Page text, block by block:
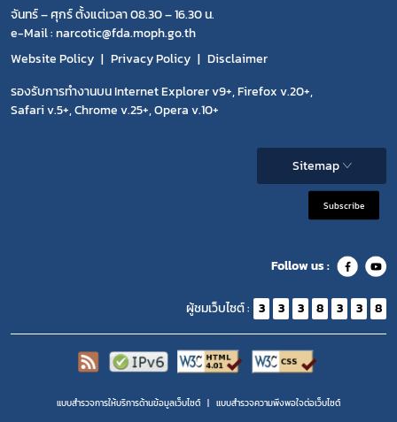
จันทร์ – ศุกร์ ตั้งแต่เวลา 08.30 – 16.30 น.
e-Mail : narcotic@fda.moph.go.th
Website Policy
Privacy Policy
Disclaimer
รองรับการทำงานบน Internet Explorer v9+, Firefox v.20+,
Safari v.5+, Chrome v.25+, Opera v.10+
Sitemap
Subscribe
Follow us :
ผู้ชมเว็บไซต์ : 3 3 3 8 3 3 8
แบบสำรวจการให้บริการด้านข้อมูลเว็บไซต์ แบบสำรวจความพีงพอใจต่อเว็บไซต์